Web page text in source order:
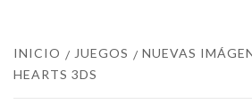
INICIO JUEGOS
NUEVAS
HEARTS 3DS